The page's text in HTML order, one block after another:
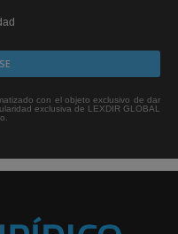
con el objeto exclusivo de dar
exclusiva de LEXDIR GLOBAL